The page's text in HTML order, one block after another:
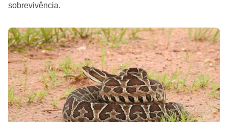
sobrevivência.